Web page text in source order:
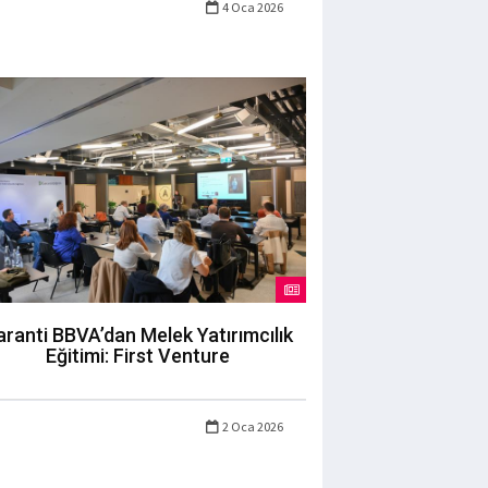
4 Oca 2026
BBVA’dan Melek Yatırımcılık
Eğitimi: First Venture
2 Oca 2026